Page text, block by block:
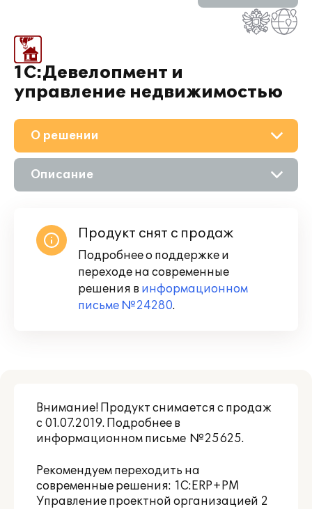
1С:Девелопмент и
управление недвижимостью
О решении
Описание
Продукт снят с продаж
Подробнее о поддержке и
переходе на современные
решения в информационном
письме №24280.
Внимание! Продукт снимается с продаж
с 01.07.2019. Подробнее в
информационном письме №25625.
Рекомендуем переходить на
современные решения: 1С:ERP+PM
Управление проектной организацией 2